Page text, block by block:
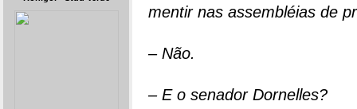
mentir nas assembléias de
– Não.
– E o senador Dornelles?